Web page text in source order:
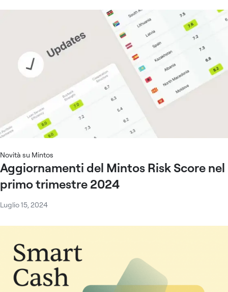
Novità su Mintos
Aggiornamenti del Mintos Risk Score nel
primo trimestre 2024
Luglio 15, 2024